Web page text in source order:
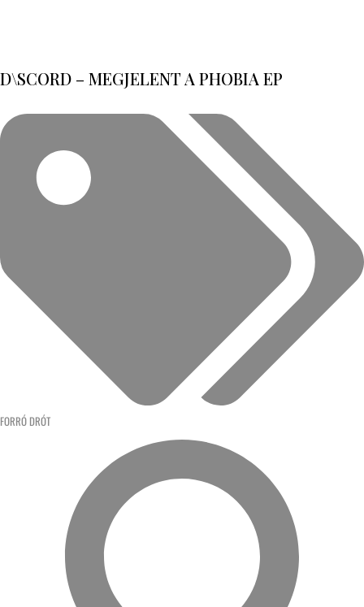
D\SCORD – MEGJELENT A PHOBIA EP
FORRÓ DRÓT